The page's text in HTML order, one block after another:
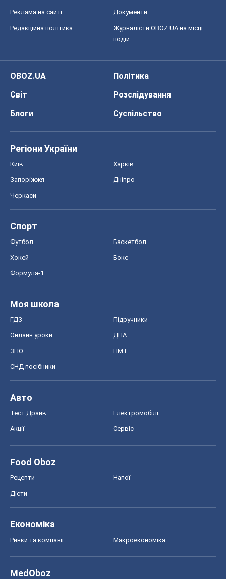
Реклама на сайті Документи
Редакційна політика
Журналісти OBOZ.UA на місці
подій
OBOZ.UA
Політика
Світ
Розслідування
Блоги
Суспільство
Регіони України
Київ Харків
Запоріжжя Дніпро
Черкаси
Спорт
Футбол Баскетбол
Хокей Бокс
Формула-1
Моя школа
ГДЗ Підручники
Онлайн уроки ДПА
ЗНО НМТ
СНД посібники
Авто
Тест Драйв Електромобілі
Акції Сервіс
Food Oboz
Рецепти Напої
Дієти
Економіка
Ринки та компанії Макроекономіка
MedOboz